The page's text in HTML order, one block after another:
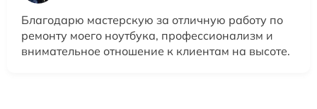
Благодарю мастерскую за отличную работу по
ремонту моего ноутбука, профессионализм и
внимательное отношение к клиентам на высоте.